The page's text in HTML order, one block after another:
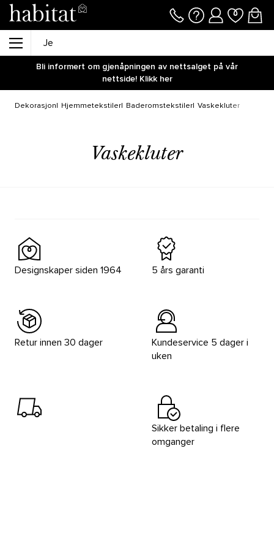
Bli informert om gjenåpningen av nettsalget på vår
nettside! Klikk her
Dekorasjon Hjemmetekstiler Baderomstekstiler Vaskekluter
Vaskekluter
Designskaper siden 1964 5 års garanti
Retur innen 30 dager
Kundeservice 5 dager i
uken
Sikker betaling i flere
omganger